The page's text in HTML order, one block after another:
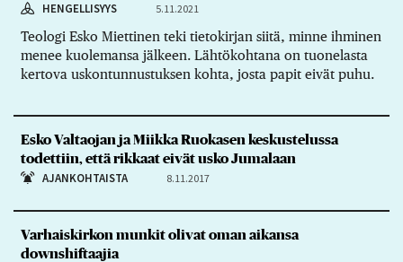
HENGELLISYYS 5.11.2021
Teologi Esko Miettinen teki tietokirjan siitä, minne ihminen
menee kuolemansa jälkeen. Lähtökohtana on tuonelasta
kertova uskontunnustuksen kohta, josta papit eivät puhu.
Esko Valtaojan ja Miikka Ruokasen keskustelussa
todettiin, että rikkaat eivät usko Jumalaan
AJANKOHTAISTA 8.11.2017
Varhaiskirkon munkit olivat oman aikansa
downshiftaajia